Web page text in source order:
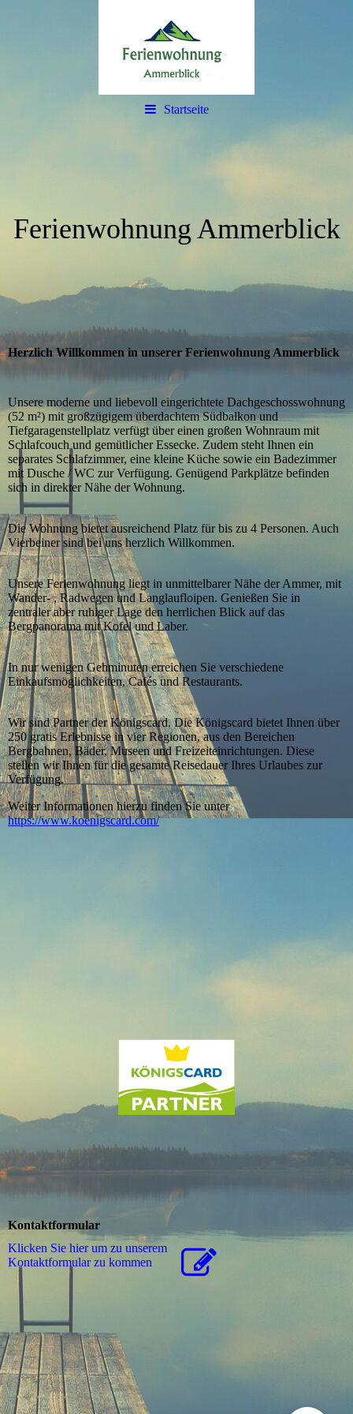
Startseite
Ferienwohnung Ammerblick
Herzlich Willkommen in unserer Ferienwohnung Ammerblick
Unsere moderne und liebevoll eingerichtete Dachgeschosswohnung
(52 m²) mit großzügigem überdachtem Südbalkon und
Tiefgaragenstellplatz verfügt über einen großen Wohnraum mit
Schlafcouch und gemütlicher Essecke. Zudem steht Ihnen ein
separates Schlafzimmer, eine kleine Küche sowie ein Badezimmer
mit Dusche / WC zur Verfügung. Genügend Parkplätze befinden
sich in direkter Nähe der Wohnung.
Die Wohnung bietet ausreichend Platz für bis zu 4 Personen. Auch
Vierbeiner sind bei uns herzlich Willkommen.
Unsere Ferienwohnung liegt in unmittelbarer Nähe der Ammer, mit
Wander- , Radwegen und Langlaufloipen. Genießen Sie in
zentraler aber ruhiger Lage den herrlichen Blick auf das
Bergpanorama mit Kofel und Laber.
In nur wenigen Gehminuten erreichen Sie verschiedene
Einkaufsmöglichkeiten, Cafés und Restaurants.
Wir sind Partner der Königscard. Die Königscard bietet Ihnen über
250 gratis Erlebnisse in vier Regionen, aus den Bereichen
Bergbahnen, Bäder, Museen und Freizeiteinrichtungen. Diese
stellen wir Ihnen für die gesamte Reisedauer Ihres Urlaubes zur
Verfügung.
Weiter Informationen hierzu finden Sie unter
https://www.koenigscard.com/
Kontaktformular
Klicken Sie hier um zu unserem
Kon­takt­for­mu­lar zu kommen